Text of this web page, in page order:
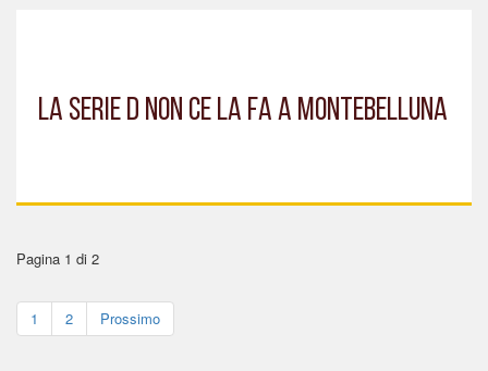
La serie D non ce la fa a Montebelluna
Pagina 1 di 2
1 2 Prossimo